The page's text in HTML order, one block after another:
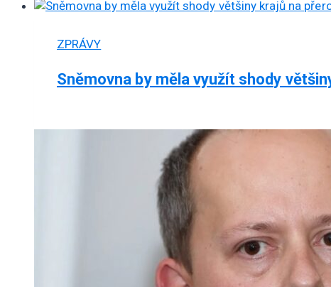
ZPRÁVY
Sněmovna by měla využít shody